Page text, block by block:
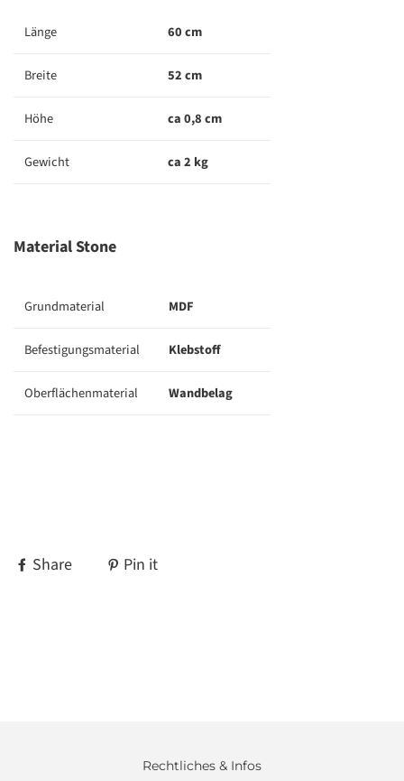
Länge 60 cm
Breite 52 cm
Höhe ca 0,8 cm
Gewicht ca 2 kg
Material Stone
Grundmaterial MDF
Befestigungsmaterial Klebstoff
Oberflächenmaterial Wandbelag
Share Pin it
Rechtliches & Infos